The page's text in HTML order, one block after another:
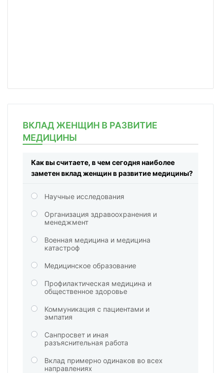
ВКЛАД ЖЕНЩИН В РАЗВИТИЕ
МЕДИЦИНЫ
Как вы считаете, в чем сегодня наиболее
заметен вклад женщин в развитие медицины?
Научные исследования
Организация здравоохранения и
менеджмент
Военная медицина и медицина
катастроф
Медицинское образование
Профилактическая медицина и
общественное здоровье
Коммуникация с пациентами и
эмпатия
Санпросвет и иная
разъяснительная работа
Вклад примерно одинаков во всех
направлениях